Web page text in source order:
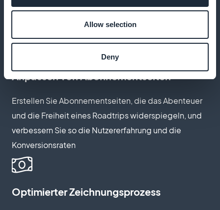
Allow selection
Deny
Einnahmen, ohne Abzüge durch die Plattform, und
maximieren Sie so Ihre Gewinne
Erstellen Sie Abonnementseiten, die das Abenteuer
und die Freiheit eines Roadtrips widerspiegeln, und
verbessern Sie so die Nutzererfahrung und die
Konversionsraten
Optimierter Zeichnungsprozess